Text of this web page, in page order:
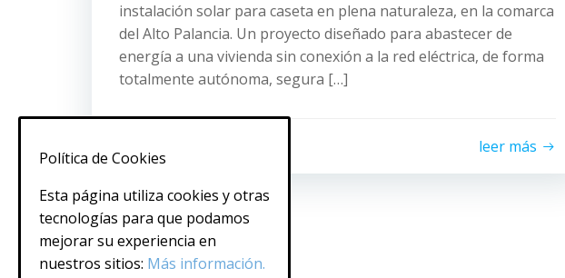
instalación solar para caseta en plena naturaleza, en la comarca
del Alto Palancia. Un proyecto diseñado para abastecer de
energía a una vivienda sin conexión a la red eléctrica, de forma
totalmente autónoma, segura […]
leer más
Política de Cookies
Esta página utiliza cookies y otras
tecnologías para que podamos
mejorar su experiencia en
nuestros sitios: Más información.